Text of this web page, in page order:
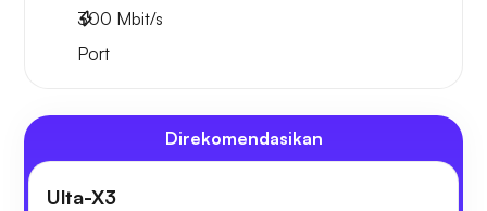
300 Mbit/s
Port
Direkomendasikan
Ulta-X3